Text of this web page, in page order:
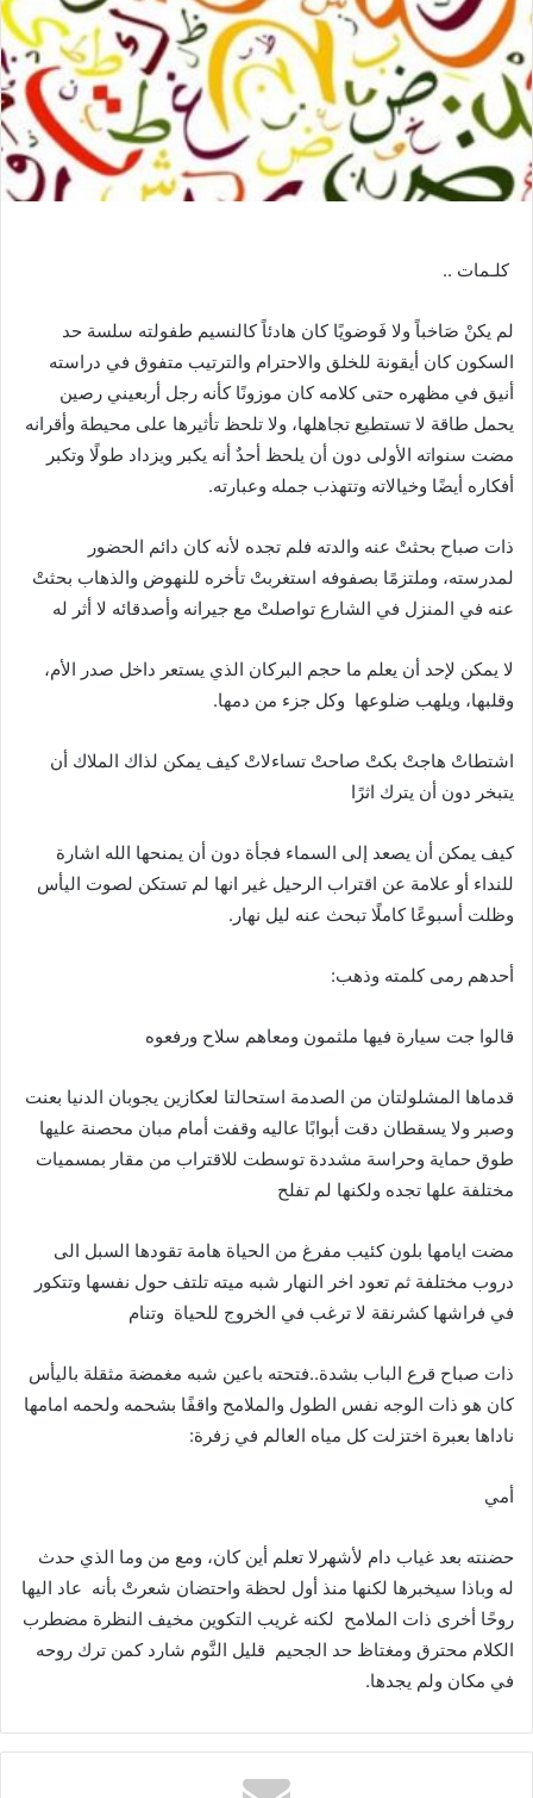
كلـمات ..
لم يكنْ صَاخباً ولا فَوضويًا كان هادئاً كالنسيم طفولته سلسة حد
السكون كان أيقونة للخلق والاحترام والترتيب متفوق في دراسته
أنيق في مظهره حتى كلامه كان موزونًا كأنه رجل أربعيني رصين
يحمل طاقة لا تستطيع تجاهلها، ولا تلحظ تأثيرها على محيطة وأقرانه
مضت سنواته الأولى دون أن يلحظ أحدٌ أنه يكبر ويزداد طولًا وتكبر
أفكاره أيضًا وخيالاته وتتهذب جمله وعبارته.
ذات صباح بحثتْ عنه والدته فلم تجده لأنه كان دائم الحضور
لمدرسته، وملتزمًا بصفوفه استغربتْ تأخره للنهوض والذهاب بحثتْ
عنه في المنزل في الشارع تواصلتْ مع جيرانه وأصدقائه لا أثر له
لا يمكن لإحد أن يعلم ما حجم البركان الذي يستعر داخل صدر الأم،
وقلبها، ويلهب ضلوعها وكل جزء من دمها.
اشتطاتْ هاجتْ بكتْ صاحتْ تساءلاتْ كيف يمكن لذاك الملاك أن
يتبخر دون أن يترك اثرًا
كيف يمكن أن يصعد إلى السماء فجأة دون أن يمنحها الله اشارة
للنداء أو علامة عن اقتراب الرحيل غير انها لم تستكن لصوت اليأس
وظلت أسبوعًا كاملًا تبحث عنه ليل نهار .
أحدهم رمى كلمته وذهب:
قالوا جت سيارة فيها ملثمون ومعاهم سلاح ورفعوه
قدماها المشلولتان من الصدمة استحالتا لعكازين يجوبان الدنيا بعنت
وصبر ولا يسقطان دقت أبوابًا عاليه وقفت أمام مبان محصنة عليها
طوق حماية وحراسة مشددة توسطت للاقتراب من مقار بمسميات
مختلفة علها تجده ولكنها لم تفلح
مضت ايامها بلون كئيب مفرغ من الحياة هامة تقودها السبل الى
دروب مختلفة ثم تعود اخر النهار شبه ميته تلتف حول نفسها وتتكور
في فراشها كشرنقة لا ترغب في الخروج للحياة وتنام
ذات صباح قرع الباب بشدة..فتحته باعين شبه مغمضة مثقلة باليأس
كان هو ذات الوجه نفس الطول والملامح واقفًا بشحمه ولحمه امامها
ناداها بعبرة اختزلت كل مياه العالم في زفرة:
أمي
حضنته بعد غياب دام لأشهرلا تعلم أين كان، ومع من وما الذي حدث
له وباذا سيخبرها لكنها منذ أول لحظة واحتضان شعرتْ بأنه عاد اليها
روحًا أخرى ذات الملامح لكنه غريب التكوين مخيف النظرة مضطرب
الكلام محترق ومغتاظ حد الجحيم قليل النَّوم شارد كمن ترك روحه
في مكان ولم يجدها.